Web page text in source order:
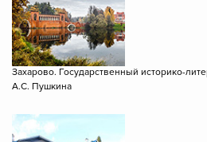
Захарово. Государственный историко-
А.С. Пушкина